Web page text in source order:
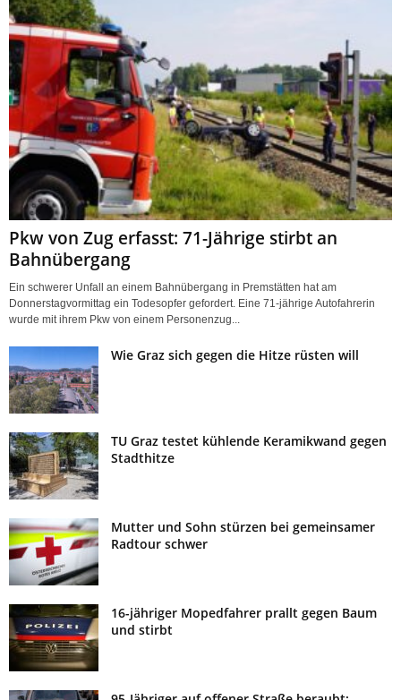
Pkw von Zug erfasst: 71-Jährige stirbt an
Bahnübergang
Ein schwerer Unfall an einem Bahnübergang in Premstätten hat am
Donnerstagvormittag ein Todesopfer gefordert. Eine 71-jährige Autofahrerin
wurde mit ihrem Pkw von einem Personenzug...
Wie Graz sich gegen die Hitze rüsten will
TU Graz testet kühlende Keramikwand gegen
Stadthitze
Mutter und Sohn stürzen bei gemeinsamer
Radtour schwer
16-jähriger Mopedfahrer prallt gegen Baum
und stirbt